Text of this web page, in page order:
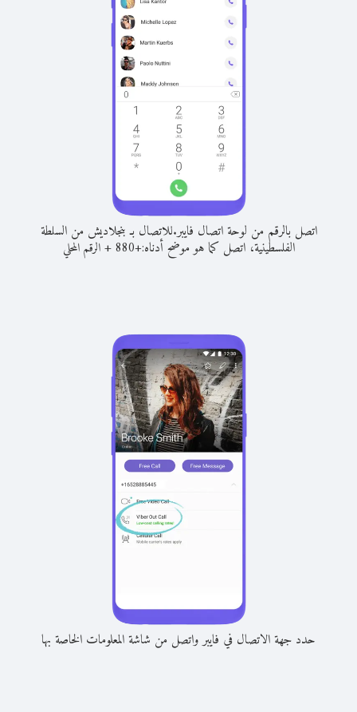
اتصل بالرقم من لوحة اتصال فايبر.للاتصال بـ بنجلاديش من السلطة
الفلسطينية، اتصل كما هو موضح أدناه:+
880
+الرقم المحلي
حدد جهة الاتصال في فايبر واتصل من شاشة المعلومات الخاصة بها